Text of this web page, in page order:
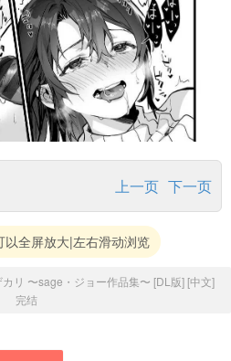
上一页 下一页
以全屏放大|左右滑动浏览
リ 〜sage・ジョー作品集〜 [DL版] [中文]
完结